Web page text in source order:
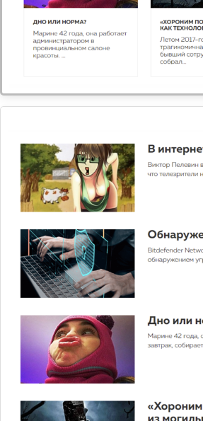
05.01.2026
Подробнее
ДНО ИЛИ НОРМА?
провинциальном салоне красоты. ...